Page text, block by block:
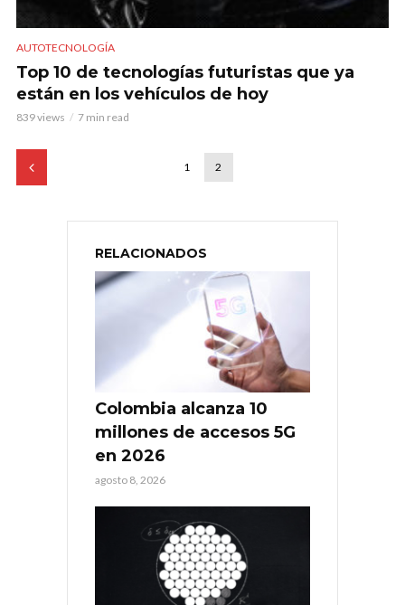
AUTOTECNOLOGÍA
Top 10 de tecnologías futuristas que ya
están en los vehículos de hoy
839 views 7 min read
1 2
RELACIONADOS
Colombia alcanza 10
millones de accesos 5G
en 2026
agosto 8, 2026